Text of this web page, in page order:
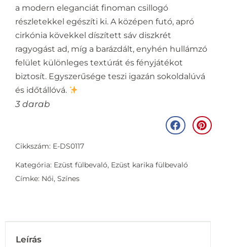
a modern eleganciát finoman csillogó
részletekkel egészíti ki. A középen futó, apró
cirkónia kövekkel díszített sáv diszkrét
ragyogást ad, míg a barázdált, enyhén hullámzó
felület különleges textúrát és fényjátékot
biztosít. Egyszerűsége teszi igazán sokoldalúvá
és időtállóvá.
3 darab
Cikkszám: E-DS0117
Kategória: Ezüst fülbevaló, Ezüst karika fülbevaló
Címke: Női, Színes
Leírás